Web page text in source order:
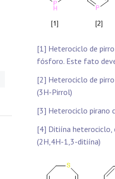
[1] Heterociclo de
fósforo. Este fato
[2] Heterociclo de
(3H-Pirrol)
[3] Heterociclo pirano
[4] Ditiína heterociclo,
(2H,4H-1,3-ditiína)